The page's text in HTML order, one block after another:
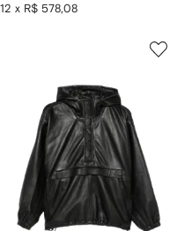
12 x R$ 578,08